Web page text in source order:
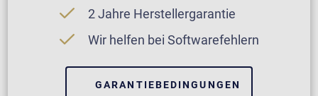
2 Jahre Herstellergarantie
Wir helfen bei Softwarefehlern
GARANTIEBEDINGUNGEN